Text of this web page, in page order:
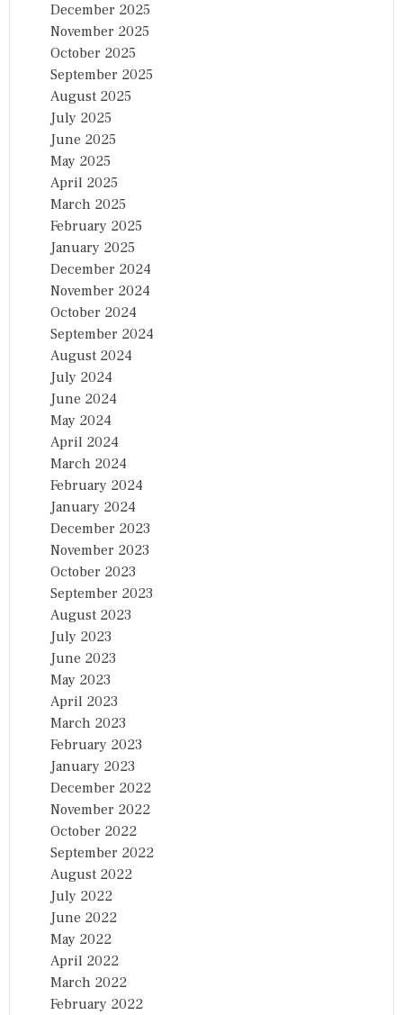
December 2025
November 2025
October 2025
September 2025
August 2025
July 2025
June 2025
May 2025
April 2025
March 2025
February 2025
January 2025
December 2024
November 2024
October 2024
September 2024
August 2024
July 2024
June 2024
May 2024
April 2024
March 2024
February 2024
January 2024
December 2023
November 2023
October 2023
September 2023
August 2023
July 2023
June 2023
May 2023
April 2023
March 2023
February 2023
January 2023
December 2022
November 2022
October 2022
September 2022
August 2022
July 2022
June 2022
May 2022
April 2022
March 2022
February 2022